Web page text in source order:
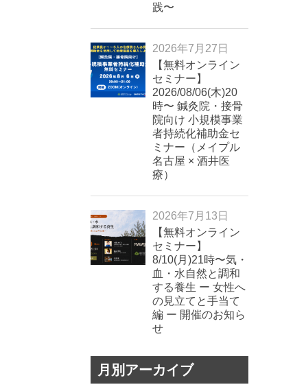
危機から抜け出
枕・マット特集
践〜
2026年7月27日
【無料オンライン
セミナー】
2026/08/06(木)20
時〜 鍼灸院・接骨
院向け 小規模事業
者持続化補助金セ
ミナー（メイプル
名古屋 × 酒井医
療）
2026年7月13日
【無料オンライン
セミナー】
8/10(月)21時〜気・
血・水自然と調和
する養生 ー 女性へ
の見立てと手当て
編 ー 開催のお知ら
せ
月別アーカイブ